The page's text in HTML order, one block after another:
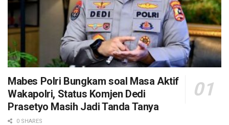
Mabes Polri Bungkam soal Masa Aktif
Wakapolri, Status Komjen Dedi
Prasetyo Masih Jadi Tanda Tanya
0 SHARES